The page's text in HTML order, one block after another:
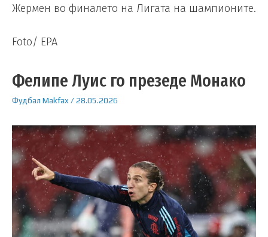
Жермен во финалето на Лигата на шампионите.
Foto/ EPA
Фелипе Луис го презеде Монако
Фудбал Makfax /28.05.2026